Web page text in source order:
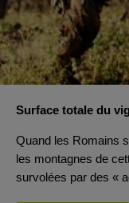
Surface totale du
Quand les Romains
les montagnes de
survolées par des «